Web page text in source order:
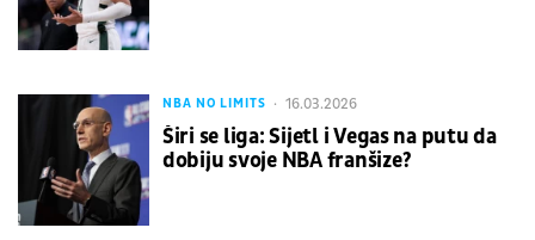
NBA NO LIMITS 16.03.2026
Širi se liga: Sijetl i Vegas na putu da
dobiju svoje NBA franšize?